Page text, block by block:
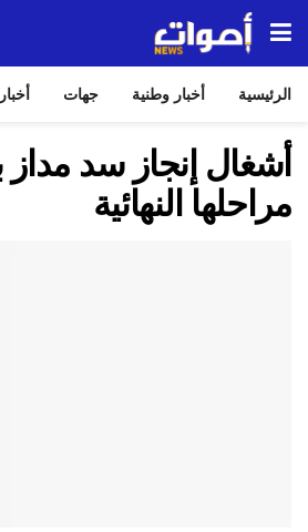
الرئيسية أخبار وطنية جهات
أشغال إنجاز سد
مراحلها النهائية